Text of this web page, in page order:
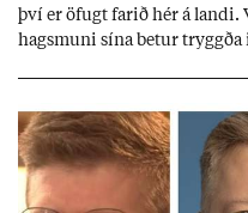
því er öf­ugt far­ið hér á landi.
hags­muni sína bet­ur tryggða
sam­band. Ís­lensk­ur
mán­að­ar.